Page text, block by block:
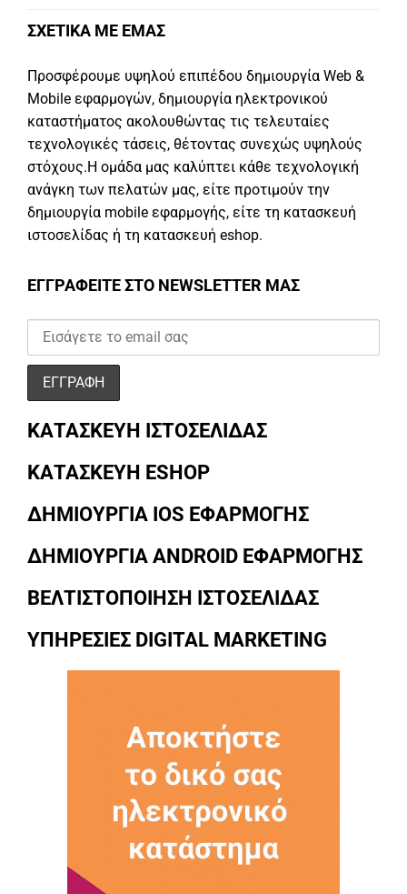
ΣΧΕΤΙΚΑ ΜΕ ΕΜΑΣ
Προσφέρουμε υψηλού επιπέδου δημιουργία Web &
Mobile εφαρμογών, δημιουργία ηλεκτρονικού
καταστήματος ακολουθώντας τις τελευταίες
τεχνολογικές τάσεις, θέτοντας συνεχώς υψηλούς
στόχους.Η ομάδα μας καλύπτει κάθε τεχνολογική
ανάγκη των πελατών μας, είτε προτιμούν την
δημιουργία mobile εφαρμογής, είτε τη κατασκευή
ιστοσελίδας ή τη κατασκευή eshop.
ΕΓΓΡΑΦΕΙΤΕ ΣΤΟ NEWSLETTER ΜΑΣ
ΚΑΤΑΣΚΕΥΗ ΙΣΤΟΣΕΛΙΔΑΣ
ΚΑΤΑΣΚΕΥΗ ESHOP
ΔΗΜΙΟΥΡΓΙΑ IOS ΕΦΑΡΜΟΓΗΣ
ΔΗΜΙΟΥΡΓΙΑ ANDROID ΕΦΑΡΜΟΓΗΣ
ΒΕΛΤΙΣΤΟΠΟΙΗΣΗ ΙΣΤΟΣΕΛΙΔΑΣ
ΥΠΗΡΕΣΙΕΣ DIGITAL MARKETING